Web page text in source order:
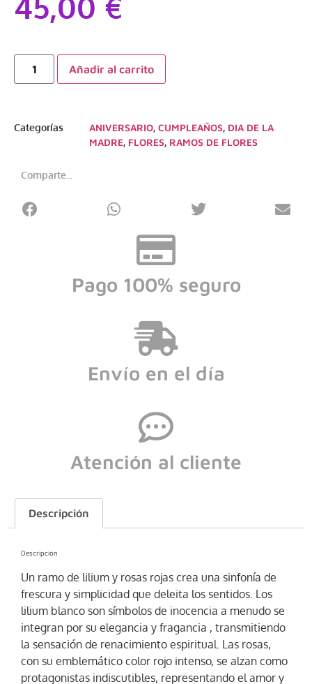
Añadir al carrito
Categorías ANIVERSARIO, CUMPLEAÑOS, DIA DE LA
MADRE, FLORES, RAMOS DE FLORES
Comparte...
Pago 100% seguro
Envío en el día
Atención al cliente
Descripción
Descripción
Un ramo de lilium y rosas rojas crea una sinfonía de
frescura y simplicidad que deleita los sentidos. Los
lilium blanco son símbolos de inocencia a menudo se
integran por su elegancia y fragancia , transmitiendo
la sensación de renacimiento espiritual. Las rosas,
con su emblemático color rojo intenso, se alzan como
protagonistas indiscutibles, representando el amor y